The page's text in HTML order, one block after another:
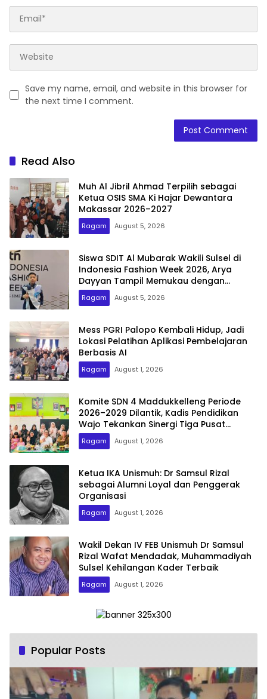
Save my name, email, and website in this browser for
the next time I comment.
Read Also
Muh Al Jibril Ahmad Terpilih sebagai
Ketua OSIS SMA Ki Hajar Dewantara
Makassar 2026–2027
Ragam August 5, 2026
Siswa SDIT Al Mubarak Wakili Sulsel di
Indonesia Fashion Week 2026, Arya
Dayyan Tampil Memukau dengan
Busana Ulos Simetria
Ragam August 5, 2026
Mess PGRI Palopo Kembali Hidup, Jadi
Lokasi Pelatihan Aplikasi Pembelajaran
Berbasis AI
Ragam August 1, 2026
Komite SDN 4 Maddukkelleng Periode
2026–2029 Dilantik, Kadis Pendidikan
Wajo Tekankan Sinergi Tiga Pusat
Pendidikan
Ragam August 1, 2026
Ketua IKA Unismuh: Dr Samsul Rizal
sebagai Alumni Loyal dan Penggerak
Organisasi
Ragam August 1, 2026
Wakil Dekan IV FEB Unismuh Dr Samsul
Rizal Wafat Mendadak, Muhammadiyah
Sulsel Kehilangan Kader Terbaik
Ragam August 1, 2026
Popular Posts